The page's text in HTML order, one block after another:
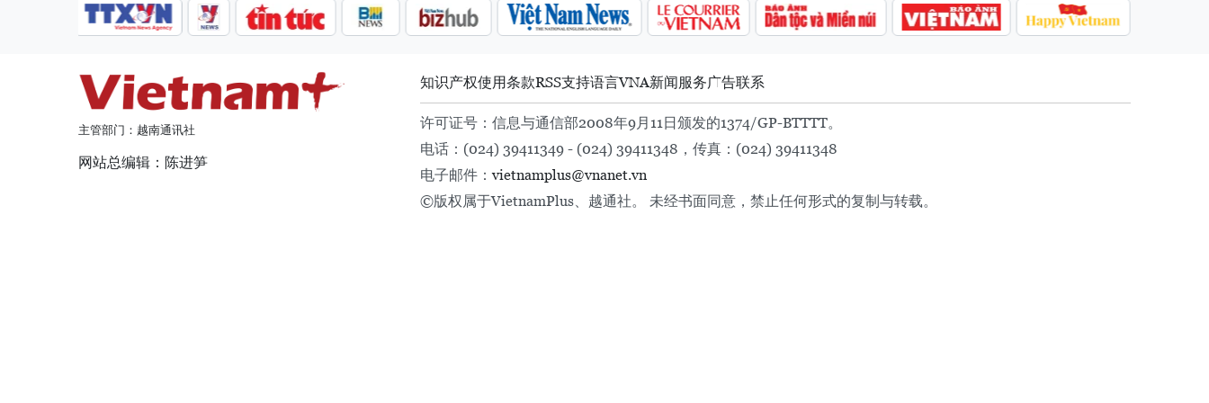
主管部门：越南通讯社
网站总编辑：陈进笋
知识产权使用条款RSS支持语言VNA新闻服务广告联系
许可证号：信息与通信部2008年9月11日颁发的1374/GP-BTTTT。
电话：(024) 39411349 - (024) 39411348，传真：(024) 39411348
电子邮件：vietnamplus@vnanet.vn
©版权属于VietnamPlus、越通社。 未经书面同意，禁止任何形式的复制与转载。